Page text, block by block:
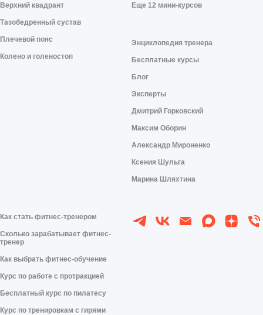
Верхний квадрант
Тазобедренный сустав
Плечевой пояс
Колено и голеностоп
Еще 12 мини-курсов
Энциклопедия тренера
Бесплатные курсы
Блог
Эксперты
Дмитрий Горковский
Максим Оборин
Александр Мироненко
Ксения Шульга
Марина Шляхтина
Как стать фитнес-тренером
Сколько зарабатывает фитнес-
тренер
Как выбрать фитнес-обучение
Курс по работе с протракцией
Бесплатный курс по пилатесу
Курс по тренировкам с гирями